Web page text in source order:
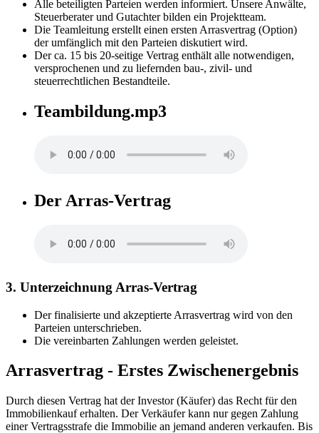
Alle beteiligten Parteien werden informiert. Unsere Anwälte,
Steuerberater und Gutachter bilden ein Projektteam.
Die Teamleitung erstellt einen ersten Arrasvertrag (Option)
der umfänglich mit den Parteien diskutiert wird.
Der ca. 15 bis 20-seitige Vertrag enthält alle notwendigen,
versprochenen und zu liefernden bau-, zivil- und
steuerrechtlichen Bestandteile.
Teambildung.mp3
Der Arras-Vertrag
3. Unterzeichnung Arras-Vertrag
Der finalisierte und akzeptierte Arrasvertrag wird von den
Parteien unterschrieben.
Die vereinbarten Zahlungen werden geleistet.
Arrasvertrag - Erstes Zwischenergebnis
Durch diesen Vertrag hat der Investor (Käufer) das Recht für den
Immobilienkauf erhalten. Der Verkäufer kann nur gegen Zahlung
einer Vertragsstrafe die Immobilie an jemand anderen verkaufen. Bis